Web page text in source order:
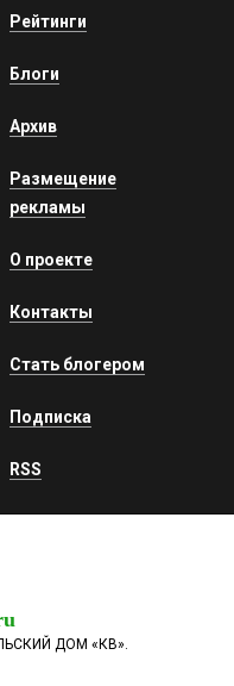
Рейтинги
Блоги
Архив
Размещение
рекламы
О проекте
Контакты
Стать блогером
Подписка
RSS
ДОМ «КВ».